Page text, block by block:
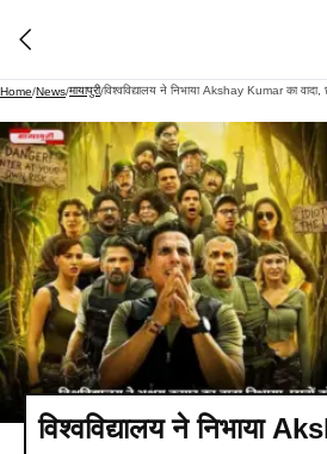
Home/News/मायापुरी/विश्वविद्यालय ने निभाया Akshay Kumar का
विश्वविद्यालय ने निभाया